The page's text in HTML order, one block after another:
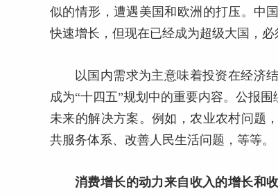
似的情形，遭遇美国和欧洲的打压。中
快速增长，但现在已经成为超级大国，必
以国内需求为主意味着投资在经济
成为“十四五”规划中的重要内容。公报
未来的解决方案。例如，农业农村问题
共服务体系、改善人民生活问题，等等。
消费增长的动力来自收入的增长和